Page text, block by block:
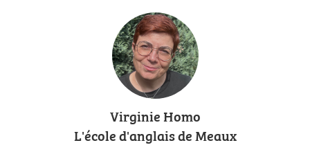
Virginie Homo
L'école d'anglais de Meaux